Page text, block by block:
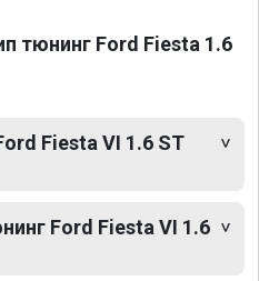
тюнинг Ford Fiesta 1.6
Fiesta VI 1.6 ST
Ford Fiesta VI 1.6